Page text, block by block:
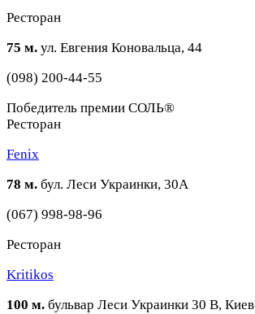
Ресторан
75 м. ул. Евгения Коновальца, 44
(098) 200-44-55
Победитель премии СОЛЬ®
Ресторан
Fenix
78 м. бул. Леси Украинки, 30А
(067) 998-98-96
Ресторан
Kritikos
100 м. бульвар Леси Украинки 30 В, Киев